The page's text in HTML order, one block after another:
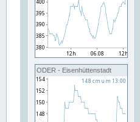
ODER - Eisenhüttenstadt